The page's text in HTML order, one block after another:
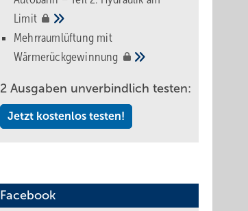
Limit
Mehrraumlüftung mit
Wärmerückgewinnung
2 Ausgaben unverbindlich testen:
Jetzt kostenlos testen!
Facebook